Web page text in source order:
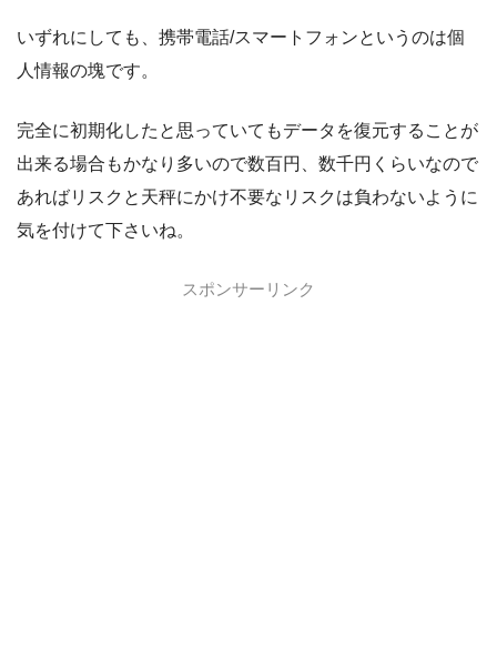
いずれにしても、携帯電話/スマートフォンというのは個
人情報の塊です。
完全に初期化したと思っていてもデータを復元することが
出来る場合もかなり多いので数百円、数千円くらいなので
あればリスクと天秤にかけ不要なリスクは負わないように
気を付けて下さいね。
スポンサーリンク